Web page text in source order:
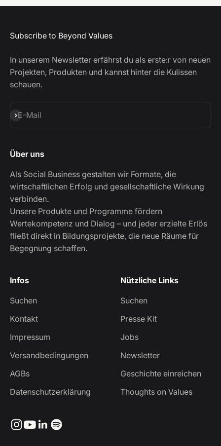
Subscribe to Beyond Values
In unserem Newsletter erfährst du als erste:r von neuen
Projekten, Produkten und kannst hinter die Kulissen
schauen.
E-Mail
Abonnieren
Über uns
Als Social Business gestalten wir Formate, die
wirtschaftlichen Erfolg und gesellschaftliche Wirkung
verbinden.
Unsere Produkte und Programme fördern
Wertekompetenz und Dialog – und jeder erzielte Erlös
fließt direkt in Bildungsprojekte, die neue Räume für
Begegnung schaffen.
Infos
Suchen
Kontakt
Impressum
Versandbedingungen
AGBs
Datenschutzerklärung
Nützliche Links
Suchen
Presse Kit
Jobs
Newsletter
Geschichte einreichen
Thoughts on Values